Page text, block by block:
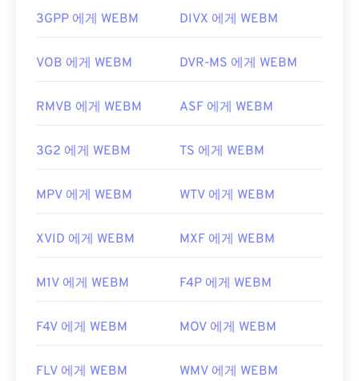
https://xiph.org/flac/
개발자:
Google ; CoreCodec, Inc
.
유용한 링크:
https://tools.google.com/dlpage/webmmf/
3GPP 에게 WEBM DIVX 에게 WEBM
VOB 에게 WEBM DVR-MS 에게 WEBM
RMVB 에게 WEBM ASF 에게 WEBM
3G2 에게 WEBM TS 에게 WEBM
MPV 에게 WEBM WTV 에게 WEBM
XVID 에게 WEBM MXF 에게 WEBM
M1V 에게 WEBM F4P 에게 WEBM
F4V 에게 WEBM MOV 에게 WEBM
FLV 에게 WEBM WMV 에게 WEBM